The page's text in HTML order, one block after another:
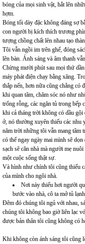
bóng của mọi sinh vật, hắt lên
hợm.
Bóng tối dày đặc không đáng sợ
con người bị kích thích trương
tượng chồng chất lên nhau tạo
Tôi vẫn ngồi im trên ghế, đóng
lên bàn. Ánh sáng và âm thanh
Chừng mười phút sau mọi thứ
máy phát điện chạy bằng xăng.
thắp nến, hơn nữa cũng chẳng
khi quan tâm, chăm sóc nó như
trống rỗng, các ngăn tủ trong bếp
khi cả tháng trời không có dầu
ở, nó thường xuyên thiếu các nhu
năm trời những tôi vẫn mang tâm
có thể ngay ngày mai mình sẽ
sạch sẽ căn nhà mà người mẹ
một cuộc sống thật sự.
Và hình như chính tôi cũng thiếu
của mình cho ngôi nhà.
Nơi này thiếu hơi người
bước vào nhà, cô ta mở tủ
Đêm đó chúng tôi ngủ với nhau,
chúng tôi không bao giờ liên lạc
được bản thân tôi cũng không có
Khi không còn ánh sáng tôi cũng